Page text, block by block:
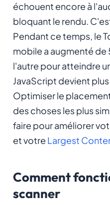
échouent encore à
bloquant le rendu.
Pendant ce temps, le
mobile a augmenté de
l'autre pour atteindre
JavaScript devient
Optimiser le
des choses les plus
faire pour améliorer
et votre Largest
Comment
scanner